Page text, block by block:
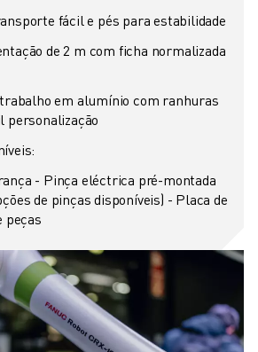
fácil e pés para estabilidade
de 2 m com ficha normalizada
em alumínio com ranhuras
personalização
- Pinça eléctrica pré-montada
de pinças disponíveis) - Placa de
peças